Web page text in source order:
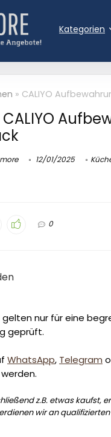
Kategorien
» CALIYO
CALIYO
12/01/2025
0
nur für eine
geprüft.
WhatsApp, Telegram
z.B. etwas kaufst,
wir an